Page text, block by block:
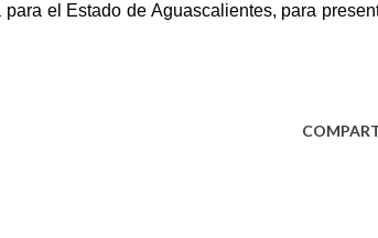
el Estado de Aguascalientes, para